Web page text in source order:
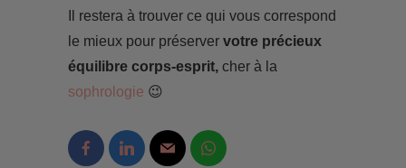
Il restera à trouver ce qui vous correspond
le mieux pour préserver votre précieux
équilibre corps-esprit,cher à la
sophrologie 😉